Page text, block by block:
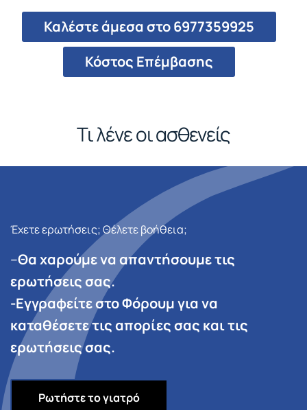
Καλέστε άμεσα στο 6977359925
Κόστος Επέμβασης
Τι λένε οι ασθενείς
Έχετε ερωτήσεις; Θέλετε βοήθεια;
–Θα χαρούμε να απαντήσουμε τις
ερωτήσεις σας.
-Εγγραφείτε στο Φόρουμ για να
καταθέσετε τις απορίες σας και τις
ερωτήσεις σας.
Ρωτήστε το γιατρό